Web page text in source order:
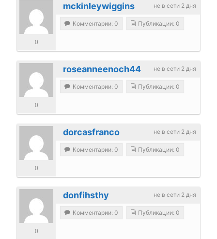
не в сети 2 дня
mckinleywiggins
0
Комментарии: 0 Публикации: 0
не в сети 2 дня
roseanneenoch44
0
Комментарии: 0 Публикации: 0
не в сети 2 дня
dorcasfranco
0
Комментарии: 0 Публикации: 0
не в сети 2 дня
donfihsthy
0
Комментарии: 0 Публикации: 0